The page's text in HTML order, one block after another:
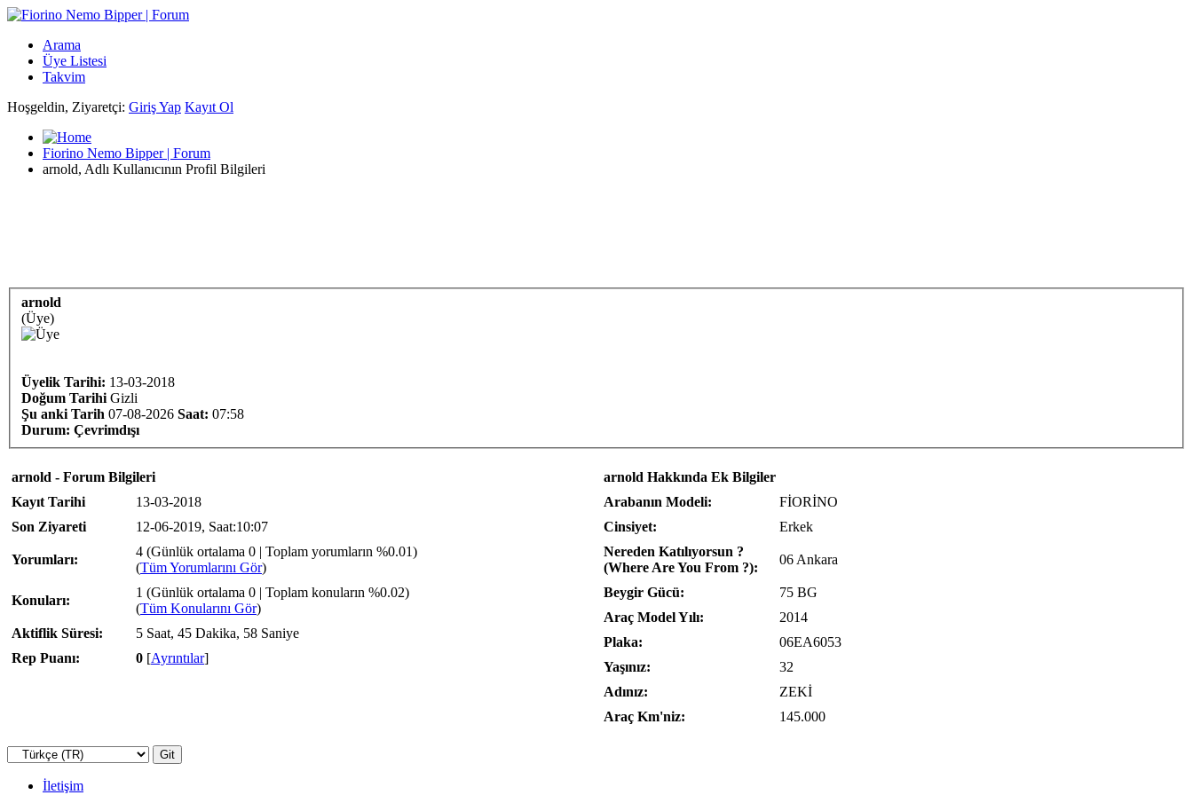
Arama
Üye Listesi
Takvim
Hoşgeldin, Ziyaretçi: Giriş Yap Kayıt Ol
Fiorino Nemo Bipper | Forum
arnold, Adlı Kullanıcının Profil Bilgileri
arnold
(Üye)
Üyelik Tarihi: 13-03-2018
Doğum Tarihi Gizli
Şu anki Tarih 07-08-2026 Saat: 07:58
Durum: Çevrimdışı
arnold - Forum Bilgileri
Kayıt Tarihi
13-03-2018
Son Ziyareti
12-06-2019, Saat:10:07
Yorumları:
4 (Günlük ortalama 0 | Toplam yorumların %0.01)
(Tüm Yorumlarını Gör)
Konuları:
1 (Günlük ortalama 0 | Toplam konuların %0.02)
(Tüm Konularını Gör)
Aktiflik Süresi:
5 Saat, 45 Dakika, 58 Saniye
Rep Puanı:
0 [Ayrıntılar]
arnold Hakkında Ek Bilgiler
Arabanın Modeli:
FİORİNO
Cinsiyet:
Erkek
Nereden Katılıyorsun ?
(Where Are You From ?):
06 Ankara
Beygir Gücü:
75 BG
Araç Model Yılı:
2014
Plaka:
06EA6053
Yaşınız:
32
Adınız:
ZEKİ
Araç Km'niz:
145.000
İletişim